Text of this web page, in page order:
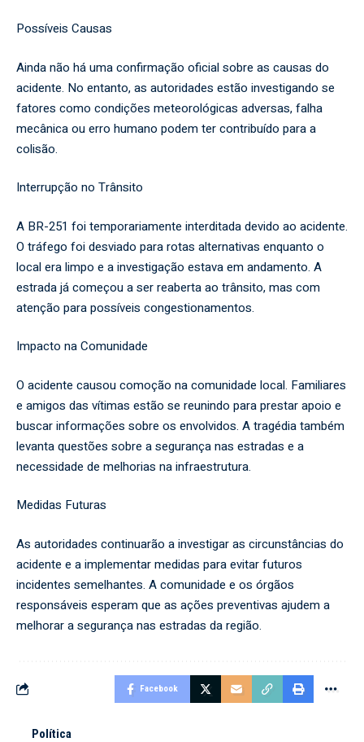
Possíveis Causas
Ainda não há uma confirmação oficial sobre as causas do
acidente. No entanto, as autoridades estão investigando se
fatores como condições meteorológicas adversas, falha
mecânica ou erro humano podem ter contribuído para a
colisão.
Interrupção no Trânsito
A BR-251 foi temporariamente interditada devido ao acidente.
O tráfego foi desviado para rotas alternativas enquanto o
local era limpo e a investigação estava em andamento. A
estrada já começou a ser reaberta ao trânsito, mas com
atenção para possíveis congestionamentos.
Impacto na Comunidade
O acidente causou comoção na comunidade local. Familiares
e amigos das vítimas estão se reunindo para prestar apoio e
buscar informações sobre os envolvidos. A tragédia também
levanta questões sobre a segurança nas estradas e a
necessidade de melhorias na infraestrutura.
Medidas Futuras
As autoridades continuarão a investigar as circunstâncias do
acidente e a implementar medidas para evitar futuros
incidentes semelhantes. A comunidade e os órgãos
responsáveis esperam que as ações preventivas ajudem a
melhorar a segurança nas estradas da região.
Facebook
Política